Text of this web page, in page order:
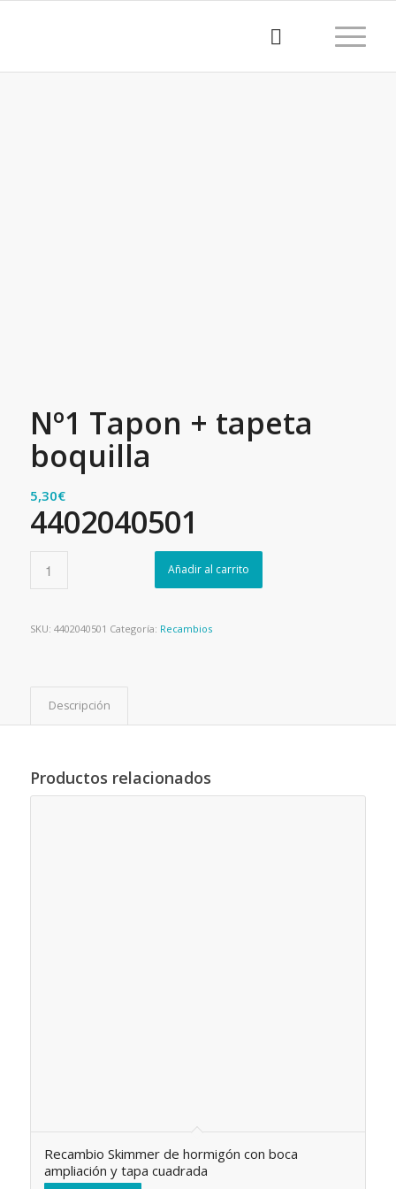
Nº1 Tapon + tapeta
boquilla
5,30€
4402040501
Añadir al carrito
SKU: 4402040501 Categoría: Recambios
Descripción
Productos relacionados
Recambio Skimmer de hormigón con boca
ampliación y tapa cuadrada